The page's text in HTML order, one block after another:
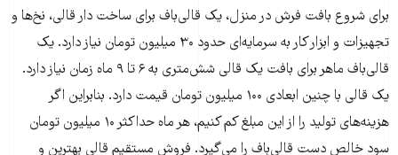
برای شروع بافت فرش در منزل، یک قالی‌باف برای ساخت دار قالی، نخ‌ها و
تجهیزات و ابزار کار به سرمایه‌ای حدود ۳۰ میلیون تومان نیاز دارد. یک
قالی‌باف ماهر برای بافت یک قالی شش‌متری به ۶ تا ۹ ماه زمان نیاز دارد.
یک قالی با چنین ابعادی ۱۰۰ میلیون تومان قیمت دارد. بنابراین اگر
هزینه‌های تولید را از این مبلغ کم کنیم، هر ماه حداکثر ۱۰ میلیون تومان
سود خالص دست قالی‌باف را می‌گیرد. فروش مستقیم قالی بهترین و